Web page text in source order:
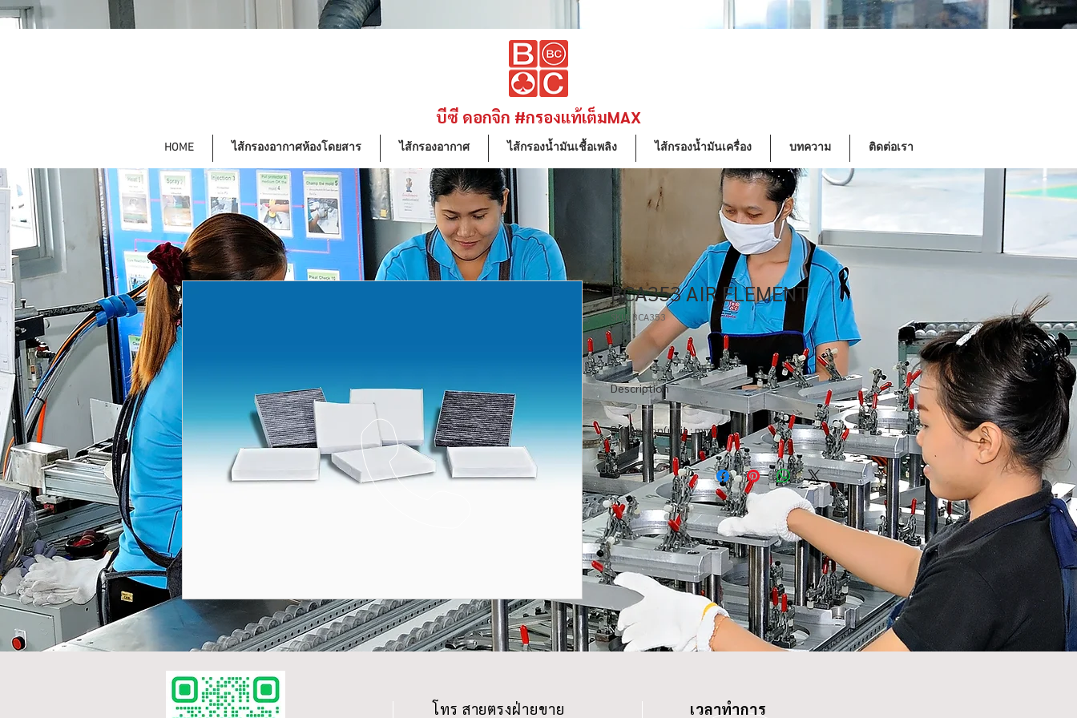
บีซี ดอกจิก #กรองแท้เต็มMAX
HOME ไส้กรองอากาศห้องโดยสาร ไส้กรองอากาศ ไส้กรองน้ำมันเชื้อเพลิง ไส้กรองน้ำมันเครื่อง บทความ ติดต่อเรา
BCA353 AIR ELEMENT
SKU: BCA353
Description
CODE BCA353
CODE OTHER FMA353
OE PART NO. 17220-R6AJ00
DETAILS
HONDA CRV Yr. 2012,
2000cc
Dimension(unit : mm.)
HEIGHT 40
WIDTH
LENGTH 239
OD -
-
THREAD -
โทร สายตรงฝ่ายขาย เวลาทำการ